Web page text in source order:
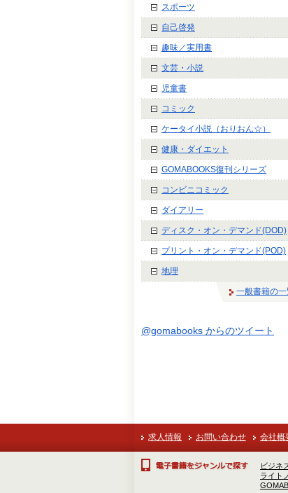
スポーツ
自己啓発
趣味／実用書
文芸・小説
児童書
コミック
ケータイ小説（おりおん☆）
健康・ダイエット
GOMABOOKS復刊シリーズ
コンビニコミック
ダイアリー
ディスク・オン・デマンド(DOD)
プリント・オン・デマンド(POD)
地理
一般書籍の
@gomabooks からのツイート
求人情報 お問い合わせ 会社概
ビジネ
ライト